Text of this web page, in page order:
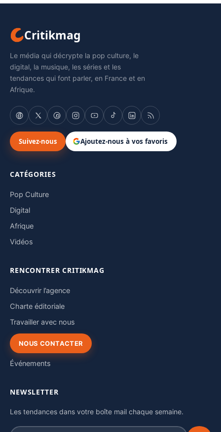
Critikmag
Le média qui décrypte la pop culture, le
digital, la musique, les séries et les
tendances qui font parler, en France et en
Afrique.
Suivez-nous Ajoutez-nous à vos favoris
CATÉGORIES
Pop Culture
Digital
Afrique
Vidéos
RENCONTRER CRITIKMAG
Découvrir l’agence
Charte éditoriale
Travailler avec nous
NOUS CONTACTER
Événements
NEWSLETTER
Les tendances dans votre boîte mail chaque semaine.